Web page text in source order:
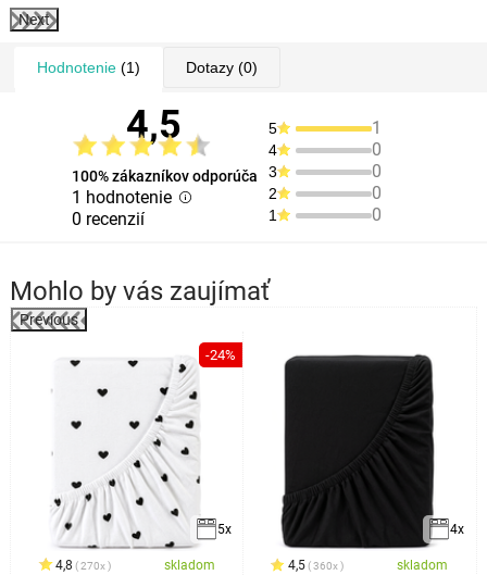
Next
Hodnotenie(1) Dotazy(0)
4,5
100% zákazníkov odporúča
1 hodnotenie
0 recenzií
5 1
4 0
3 0
2 0
1 0
Mohlo by vás zaujímať
Previous
-24%
5x
4,8 270x skladom
4x
4,5 360x skladom